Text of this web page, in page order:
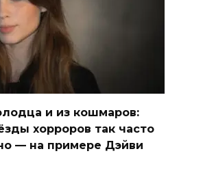
и из кошмаров:
хорроров так часто
— на примере Дэйви